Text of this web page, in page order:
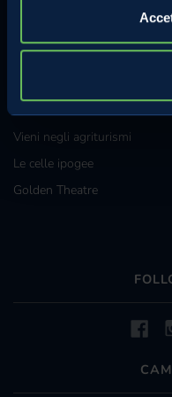
Diventa specialista Melinda
Vieni negli agriturismi
Le celle ipogee
Golden Theatre